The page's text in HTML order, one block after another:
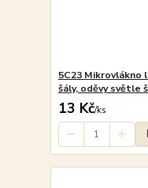
5C23 Mikrovlákno
šály, oděvy světle
13 Kč/ks